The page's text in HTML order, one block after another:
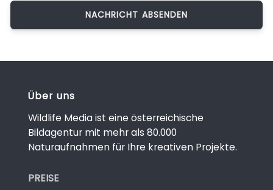
Über uns
Wildlife Media ist eine österreichische
Bildagentur mit mehr als 80.000
Naturaufnahmen für Ihre kreativen Projekte.
PREISE